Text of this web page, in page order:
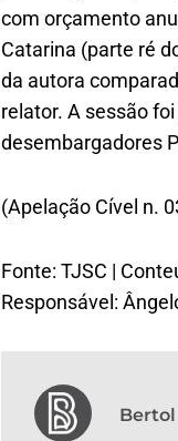
com orçamento
Catarina (parte ré
da autora
relator. A sessão
desembargadores
(Apelação Cível n.
Fonte: TJSC |
Responsável:
Bertol